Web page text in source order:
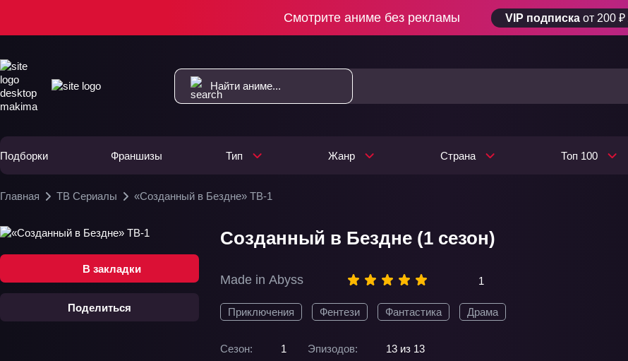
Смотрите аниме без рекламы VIP подписка от 200
Подборки Франшизы Тип Жанр Страна Топ 100
Главная ТВ Сериалы «Созданный в Бездне» ТВ-1
В закладки
Поделиться
Созданный в Бездне (1 сезон)
Made in Abyss 1
Приключения Фентези Фантастика Драма
Сезон: 1 Эпизодов:
13 из 13